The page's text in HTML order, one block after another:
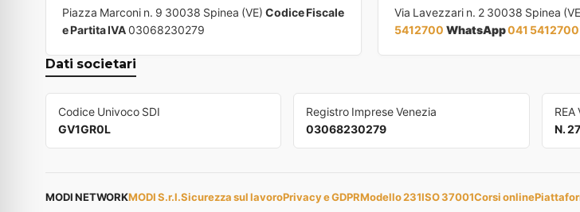
Piazza Marconi n. 9 30038 Spinea (VE) Codice Fiscale
e Partita IVA03068230279
Via Lavezzari n. 2 30038 Spinea
5412700 WhatsApp041 5412700
Dati societari
Codice Univoco SDI
GV1GR0L
Registro Imprese Venezia
03068230279
REA
N.
MODI NETWORKMODI S.r.l.Sicurezza sul lavoroPrivacy e GDPRModello 231ISO 37001Corsi online